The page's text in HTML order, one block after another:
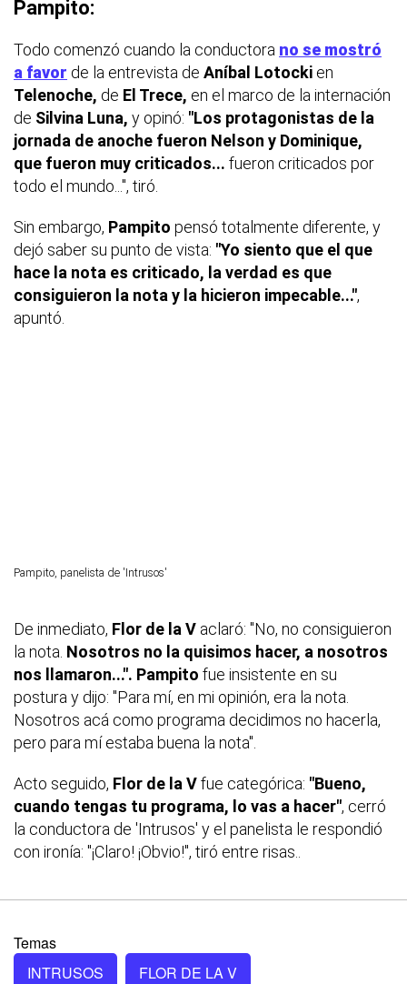
Pampito:
Todo comenzó cuando la conductora no se mostró
a favor de la entrevista de Aníbal Lotocki en
Telenoche, de El Trece, en el marco de la internación
de Silvina Luna, y opinó: "Los protagonistas de la
jornada de anoche fueron Nelson y Dominique,
que fueron muy criticados... fueron criticados por
todo el mundo...", tiró.
Sin embargo, Pampito pensó totalmente diferente, y
dejó saber su punto de vista: "Yo siento que el que
hace la nota es criticado, la verdad es que
consiguieron la nota y la hicieron impecable...",
apuntó.
Pampito, panelista de 'Intrusos'
De inmediato, Flor de la V aclaró: "No, no consiguieron
la nota. Nosotros no la quisimos hacer, a nosotros
nos llamaron...". Pampito fue insistente en su
postura y dijo: "Para mí, en mi opinión, era la nota.
Nosotros acá como programa decidimos no hacerla,
pero para mí estaba buena la nota".
Acto seguido, Flor de la Vfue categórica: "Bueno,
cuando tengas tu programa, lo vas a hacer", cerró
la conductora de 'Intrusos' y el panelista le respondió
con ironía: "¡Claro! ¡Obvio!", tiró entre risas..
Temas
INTRUSOS
FLOR DE LA V